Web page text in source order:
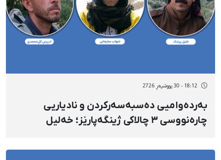
18:12 - 30 پووشپەڕ 2726
بەردەوامیی دەسبەسەرکردن و نادیاریی
چارەنووسی ٣ چالاکی ژینگەپارێز؛ خەلیل
گوڵمحەممەدی